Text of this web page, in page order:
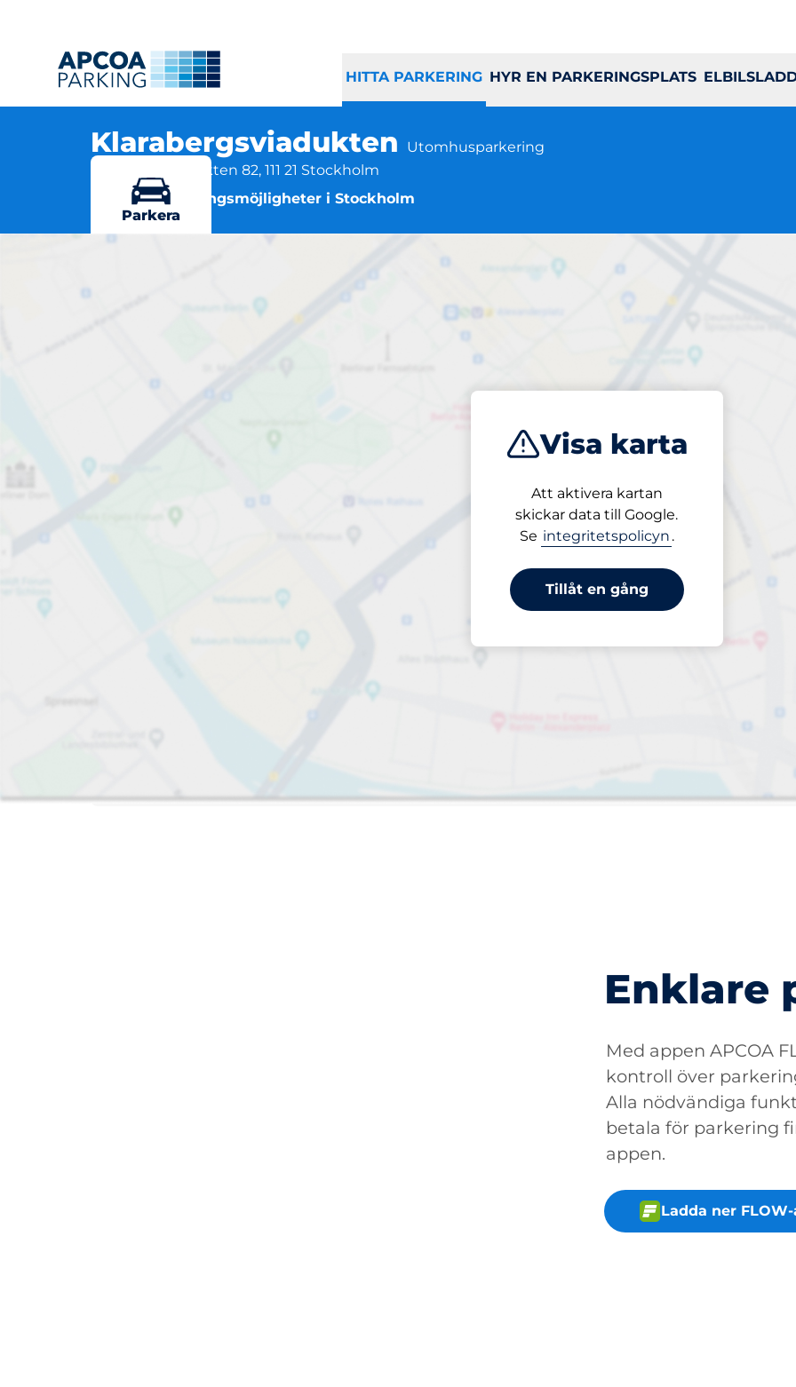
HITTA PARKERING HYR EN PARKERINGSPLATS
Klarabergsviadukten
Utomhusparkering
Klarabergsviadukten 82, 111 21 Stockholm
Flera parkeringsmöjligheter i Stockholm
Visa karta
Att aktivera kartan
skickar data till Google.
Se integritetspolicyn .
Tillåt en gång
Parkera
Klarabergsviadukten
Öppet nu
från 70,00 kr
Priser och betalning
Enklare
Med appen APCOA
kontroll över
Alla nödvändiga
betala för parkering
appen.
Ladda ner